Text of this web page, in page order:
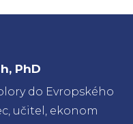
PhD
do Evropského
učitel, ekonom